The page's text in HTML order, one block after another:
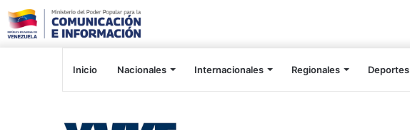
Inicio Nacionales Internacionales Regionales Deportes